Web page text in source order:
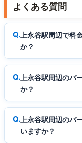
よくある質問
上永谷駅周辺で料
か？
上永谷駅周辺のパ
か？
上永谷駅周辺のパ
いますか？